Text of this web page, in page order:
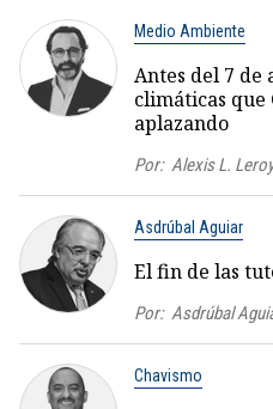
Medio Ambiente
Antes del 7 de
climáticas que
aplazando
Por: Alexis L. Leroy
Asdrúbal Aguiar
El fin de las
Por: Asdrúbal
Chavismo